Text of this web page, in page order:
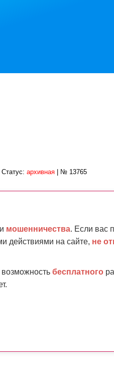
архивная | № 13765
мошенничества. Если вас
действиями на сайте, не
бесплатного